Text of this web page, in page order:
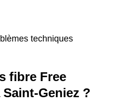
techniques
fibre Free
Geniez ?